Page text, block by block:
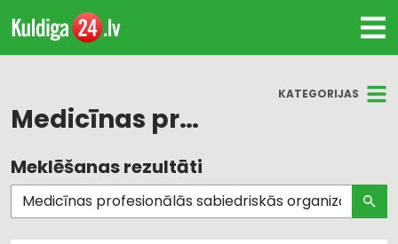
KATEGORIJAS
Medicīnas profesionālās sabiedriskās organizācijas: asociācijas, biedrības
Visas nozares
Medicīnas profesionālās sabiedriskās
Meklēšanas rezultāti